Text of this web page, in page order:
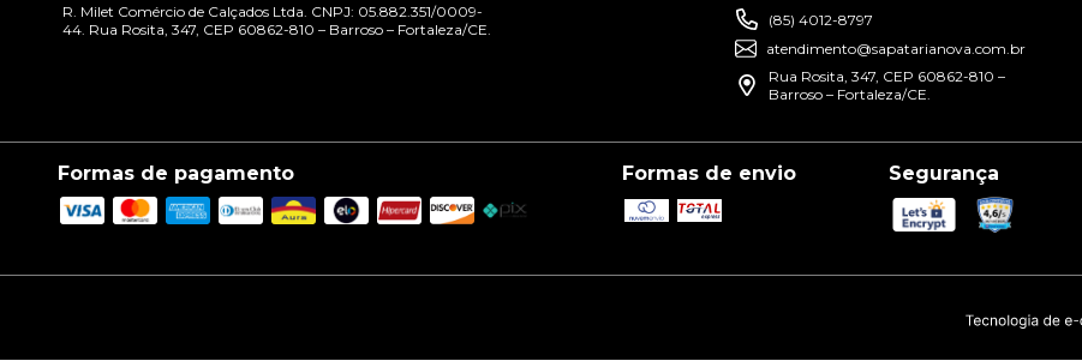
R. Milet Comércio de Calçados Ltda. CNPJ: 05.882.351/0009-
44. Rua Rosita, 347, CEP 60862-810 – Barroso – Fortaleza/CE.
(85) 4012-8797
atendimento@sapatarianova.com.br
Rua Rosita, 347, CEP 60862-810 –
Barroso – Fortaleza/CE.
Formas de pagamento Formas de envio Segurança